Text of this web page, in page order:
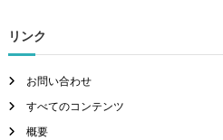
リンク
お問い合わせ
すべてのコンテンツ
概要